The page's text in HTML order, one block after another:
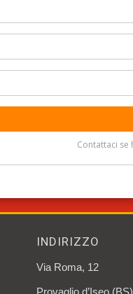
INDIRIZZO
Via Roma, 12
Provaglio d’Iseo (BS)